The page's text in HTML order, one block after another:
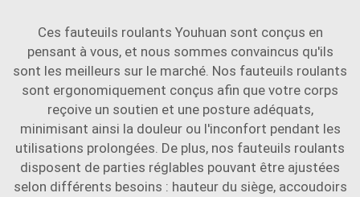
Ces fauteuils roulants Youhuan sont conçus en
pensant à vous, et nous sommes convaincus qu'ils
sont les meilleurs sur le marché. Nos fauteuils roulants
sont ergonomiquement conçus afin que votre corps
reçoive un soutien et une posture adéquats,
minimisant ainsi la douleur ou l'inconfort pendant les
utilisations prolongées. De plus, nos fauteuils roulants
disposent de parties réglables pouvant être ajustées
selon différents besoins : hauteur du siège, accoudoirs